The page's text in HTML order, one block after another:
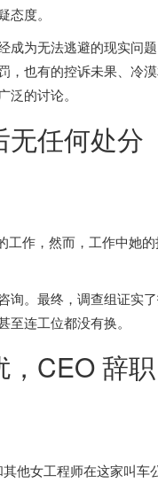
度。
为无法逃避的现实问题
，也有的控诉未果、冷
的讨论。
任何处分
作，然而，工作中她
询。最终，调查组证实
连工位都没有换。
CEO 辞职
他女工程师在这家叫车